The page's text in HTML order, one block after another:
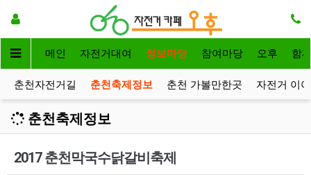
메인 자전거대여 정보마당 참여마당 오후 함
춘천자전거길 춘천축제정보 춘천 가볼만한곳 자전거 이
춘천축제정보
2017 춘천막국수닭갈비축제